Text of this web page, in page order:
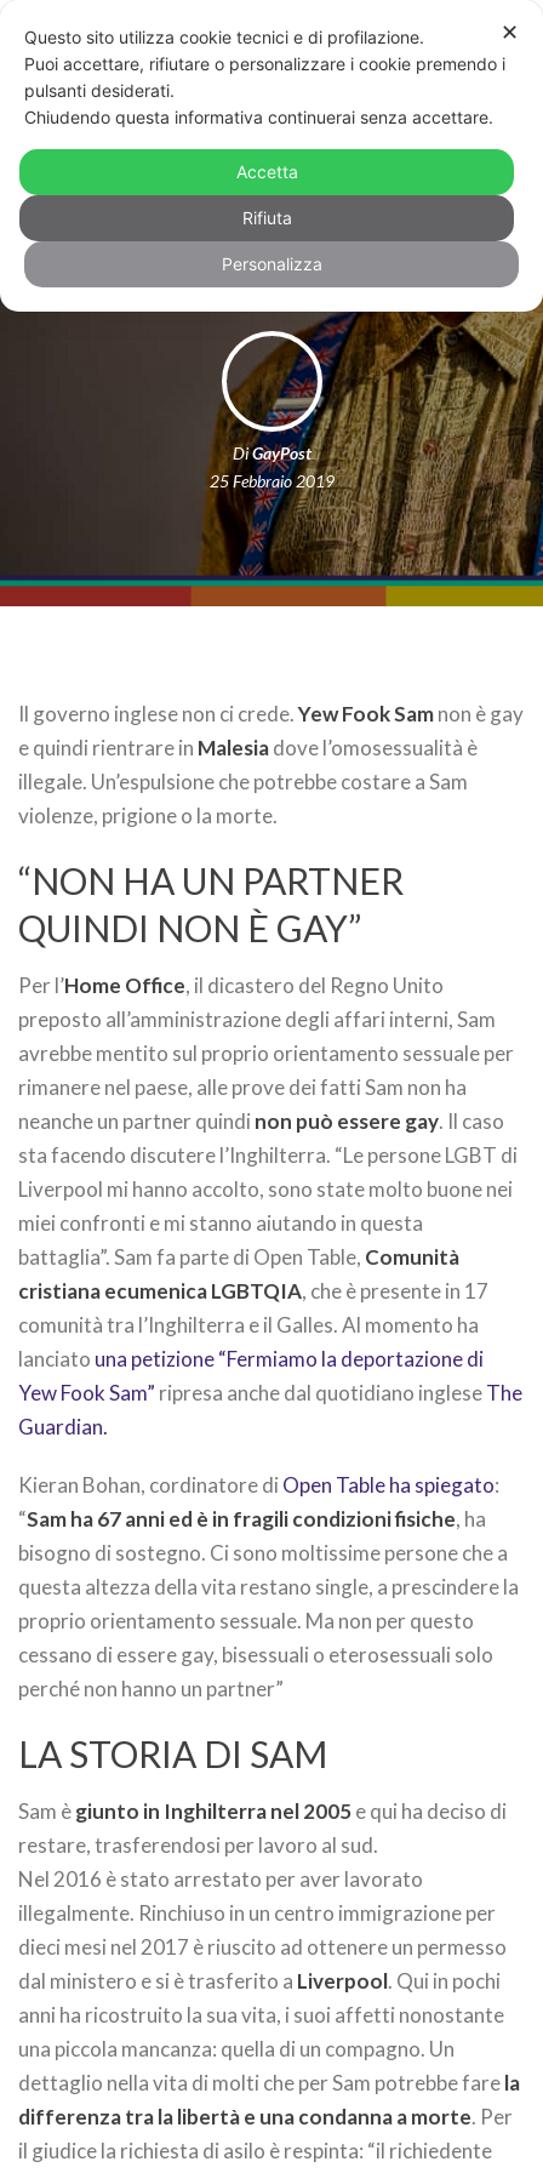
L’uomo che rischia l’espulsione dal
Regno Unito: “Non è abbastanza gay,
niente asilo”
DiGayPost
25 Febbraio 2019
Il governo inglese non ci crede.Yew Fook Samnon è gay
e quindi rientrare in Malesiadove l’omosessualità è
illegale. Un’espulsione che potrebbe costare a Sam
violenze, prigione o la morte.
“NON HA UN PARTNER
QUINDI NON È GAY”
Per l’Home Office, il dicastero del Regno Unito
preposto all’amministrazione degli affari interni, Sam
avrebbe mentito sul proprio orientamento sessuale per
rimanere nel paese, alle prove dei fatti Sam non ha
neanche un partner quindi non può essere gay. Il caso
sta facendo discutere l’Inghilterra. “Le persone LGBT di
Liverpool mi hanno accolto, sono state molto buone nei
miei confronti e mi stanno aiutando in questa
battaglia”. Sam fa parte di Open Table, Comunità
cristiana ecumenica LGBTQIA, che è presente in 17
comunità tra l’Inghilterra e il Galles. Al momento ha
lanciato una petizione “Fermiamo la deportazione di
Yew Fook Sam” ripresa anche dal quotidiano ingleseThe
Guardian.
Kieran Bohan, cordinatore di Open Table ha spiegato:
“Sam ha 67 anni ed è in fragili condizioni fisiche, ha
bisogno di sostegno. Ci sono moltissime persone che a
questa altezza della vita restano single, a prescindere la
proprio orientamento sessuale. Ma non per questo
cessano di essere gay, bisessuali o eterosessuali solo
perché non hanno un partner”
LA STORIA DI SAM
Sam ègiunto in Inghilterra nel 2005e qui ha deciso di
restare, trasferendosi per lavoro al sud.
Nel 2016 è stato arrestato per aver lavorato
illegalmente. Rinchiuso in un centro immigrazione per
dieci mesi nel 2017 è riuscito ad ottenere un permesso
dal ministero e si è trasferito a Liverpool. Qui in pochi
anni ha ricostruito la sua vita, i suoi affetti nonostante
una piccola mancanza: quella di un compagno. Un
dettaglio nella vita di molti che per Sam potrebbe farela
differenza tra la libertà e una condanna a morte. Per
il giudice la richiesta di asilo è respinta: “il richiedente
✕
Questo sito utilizza cookie tecnici e di profilazione.
Puoi accettare, rifiutare o personalizzare i cookie premendo i
pulsanti desiderati.
Chiudendo questa informativa continuerai senza accettare.
Accetta
Rifiuta
Personalizza